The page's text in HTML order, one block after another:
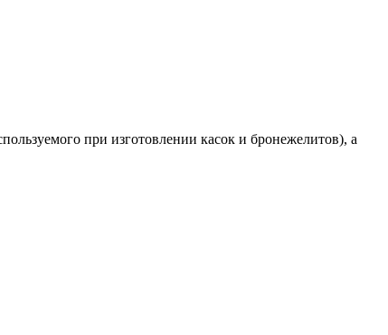
при изготовлении касок и бронежелитов), а